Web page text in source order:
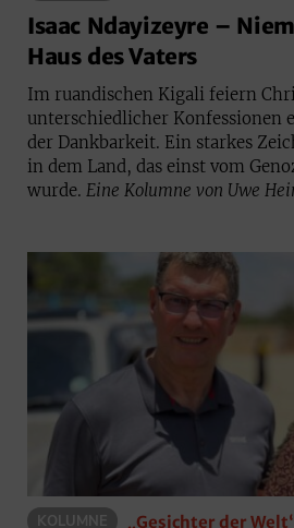
Isaac Ndayizeyre –
Haus des Vaters
Im ruandischen Kigali feiern
unterschiedlicher Konfessionen
der Dankbarkeit. Ein starkes
in dem Land, das einst vom
wurde. Eine Kolumne von Uwe
KOLUMNE „Gesichter der